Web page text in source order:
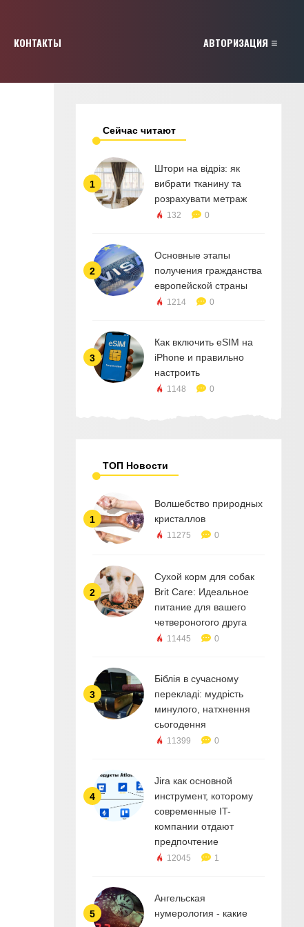
КОНТАКТЫ АВТОРИЗАЦИЯ
Сейчас читают
1
Штори на відріз: як
вибрати тканину та
розрахувати метраж
132 0
2
Основные этапы
получения гражданства
европейской страны
1214 0
3
Как включить eSIM на
iPhone и правильно
настроить
1148 0
ТОП Новости
1
Волшебство природных
кристаллов
11275 0
2
Сухой корм для собак
Brit Care: Идеальное
питание для вашего
четвероногого друга
11445 0
3
Біблія в сучасному
перекладі: мудрість
минулого, натхнення
сьогодення
11399 0
4
Jira как основной
инструмент, которому
современные IT-
компании отдают
предпочтение
12045 1
5
Ангельская
нумерология - какие